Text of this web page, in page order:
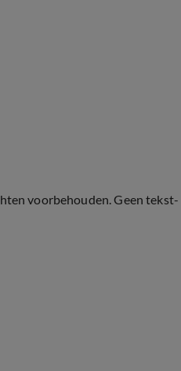
voorbehouden. Geen tekst-